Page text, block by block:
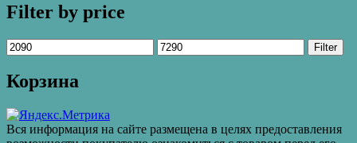
Filter by price
Filter
Корзина
Вся информация на сайте размещена в целях предоставления